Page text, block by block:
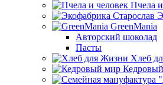
Пчела
GreenMania
Авторский шоколад
Пасты
Хлеб